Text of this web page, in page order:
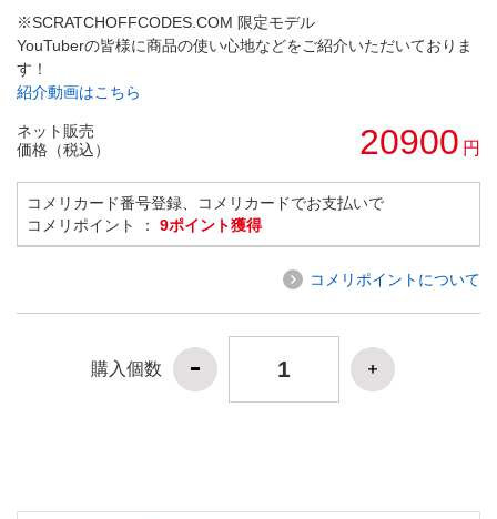
※SCRATCHOFFCODES.COM 限定モデル
YouTuberの皆様に商品の使い心地などをご紹介いただいておりま
す！
紹介動画はこちら
ネット販売
価格（税込）
20900 円
コメリカード番号登録、コメリカードでお支払いで
コメリポイント ： 9ポイント獲得
コメリポイントについて
購入個数